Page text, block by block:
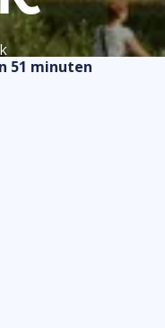
de
51 minuten